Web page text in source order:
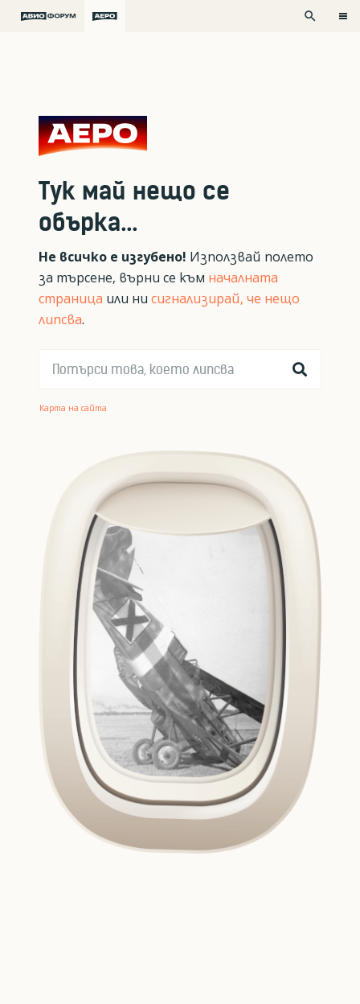
search
Тук май нещо се
обърка...
Не всичко е изгубено! Използвай полето
за търсене, върни се към началната
страница или ни сигнализирай, че нещо
липсва.
Карта на сайта